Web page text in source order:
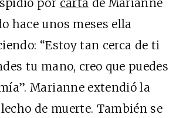
hace unos meses ella
“Estoy tan cerca de ti
tu mano, creo que puedes
Marianne extendió la
de muerte. También se